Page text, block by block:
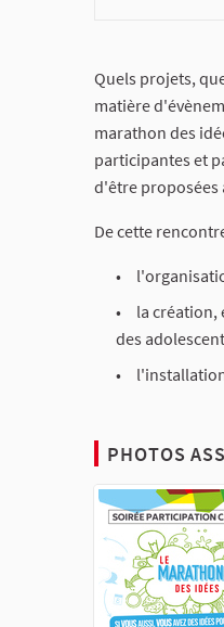
Quels projets,
matière
marathon des
participantes et
d'être proposées
De cette
la création,
des
PHOTOS